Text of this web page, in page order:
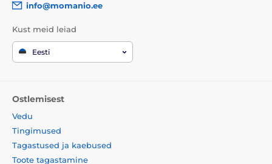
info@momanio.ee
Kust meid leiad
Eesti
Ostlemisest
Vedu
Tingimused
Tagastused ja kaebused
Toote tagastamine